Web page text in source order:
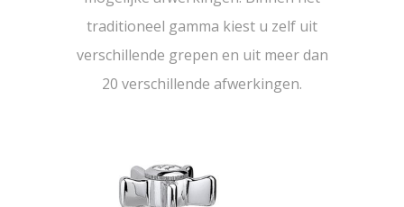
traditioneel gamma kiest u zelf uit
verschillende grepen en uit meer dan
20 verschillende afwerkingen.